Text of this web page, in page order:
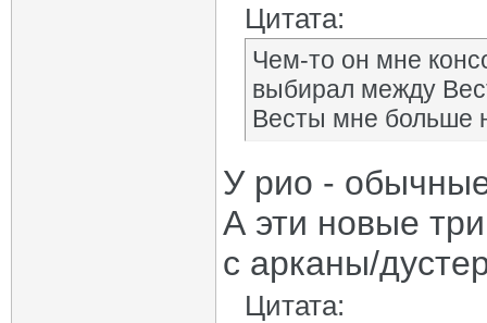
Цитата:
Чем-то он мне
выбирал между
Весты мне больше
У рио -
А эти новые
с арканы/
Цитата: